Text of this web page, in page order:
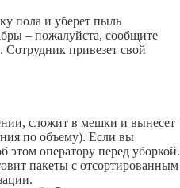
пола и уберет пыль
– пожалуйста, сообщите
привезет свой
сложит в мешки и вынесет
по объему). Если вы
этом оператору перед уборкой.
пакеты с отсортированным